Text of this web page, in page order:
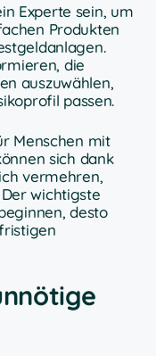
Experte sein, um
Produkten
die
auszuwählen,
passen.
Menschen mit
sich dank
vermehren,
wichtigste
desto